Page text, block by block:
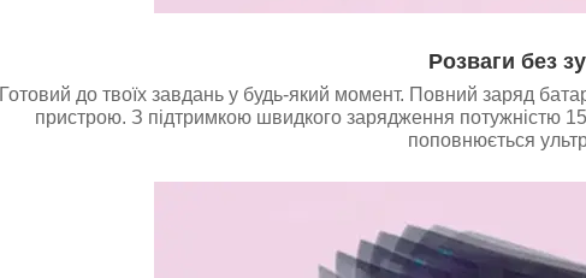
Розваги без
Готовий до твоїх завдань у будь-який момент. Повний заряд
пристрою. З підтримкою швидкого зарядження потужністю
поповнюється